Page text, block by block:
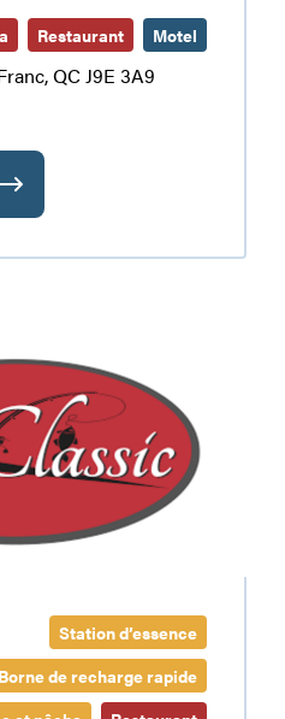
Restaurant Motel
QC J9E 3A9
Station d’essence
Borne de recharge rapide